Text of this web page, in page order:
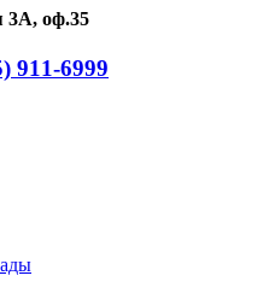
3А, оф.35
911-6999